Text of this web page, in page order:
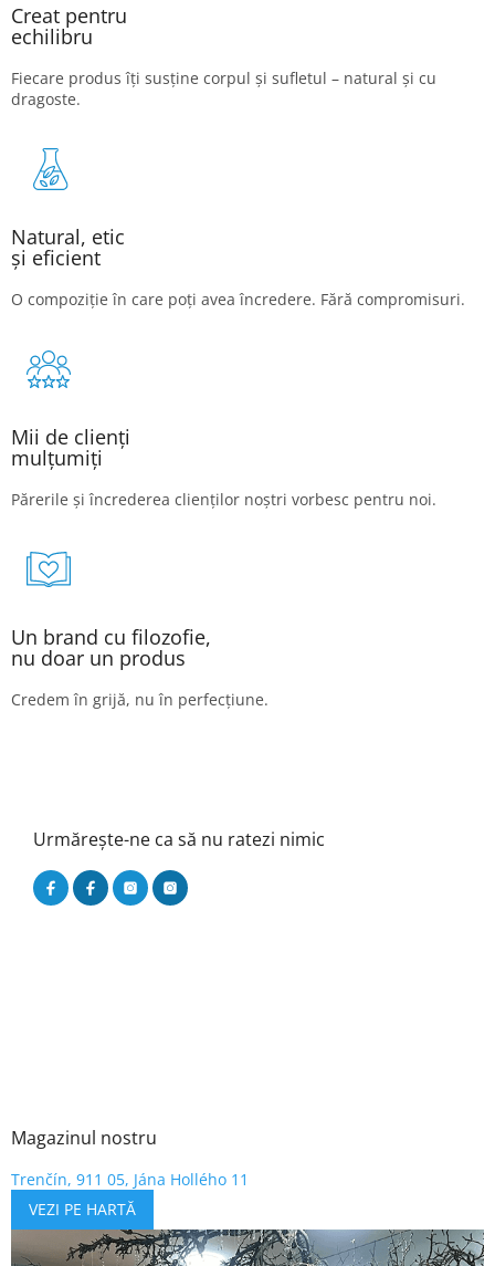
Creat pentru
echilibru
Fiecare produs îți susține corpul și sufletul – natural și cu
dragoste.
Natural, etic
și eficient
O compoziție în care poți avea încredere. Fără compromisuri.
Mii de clienți
mulțumiți
Părerile și încrederea clienților noștri vorbesc pentru noi.
Un brand cu filozofie,
nu doar un produs
Credem în grijă, nu în perfecțiune.
Urmărește-ne ca să nu ratezi nimic
Magazinul nostru
Trenčín, 911 05, Jána Hollého 11
VEZI PE HARTĂ